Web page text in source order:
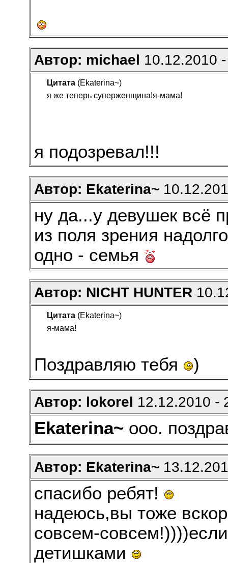
Автор: michael 10.12.2010
Цитата (Ekaterina~)
я же теперь суперженщина!я-мама!
я подозревал!!!
Автор: Ekaterina~
ну да...у девушек всё
из поля зрения
одно - семья
Автор: NICHT HUNTER
Цитата (Ekaterina~)
я-мама!
Поздравляю тебя )
Автор: lokorel 12.12.2010 -
Ekaterina~ооо.
Автор: Ekaterina~
спасибо ребят!
надеюсь,вы тоже
совсем-
детишками